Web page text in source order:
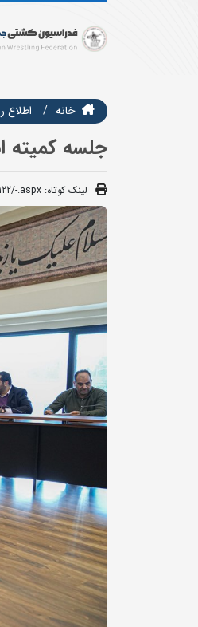
خانه اطلاع
جلسه کمیته
لینک کوتاه: .aspx